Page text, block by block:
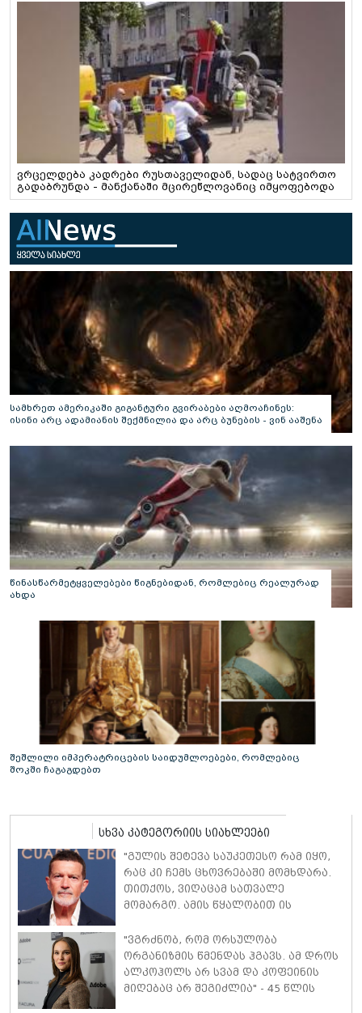
ვრცელდება კადრები რუსთაველიდან, სადაც სატვირთო
გადაბრუნდა - მანქანაში მცირეწლოვანიც იმყოფებოდა
სამხრეთ ამერიკაში გიგანტური გვირაბები აღმოაჩინეს:
ისინი არც ადამიანის შექმნილია და არც ბუნების - ვინ ააშენა
წინასწარმეტყველებები წიგნებიდან, რომლებიც რეალურად
ახდა
შეშლილი იმპერატრიცების საიდუმლოებები, რომლებიც
შოკში ჩაგაგდებთ
სხვა კატეგორიის სიახლეები
"გულის შეტევა საუკეთესო რამ იყო,
რაც კი ჩემს ცხოვრებაში მომხდარა.
თითქოს, ვიღაცამ სათვალე
მომარგო. ამის წყალობით ის
ვერ ვამჩნევდი" - ანტონიო ბანდერასი
"ვგრძნობ, რომ ორსულობა
ორგანიზმის წმენდას ჰგავს. ამ დროს
ალკოჰოლს არ სვამ და კოფეინის
მიღებაც არ შეგიძლია" - 45 წლის